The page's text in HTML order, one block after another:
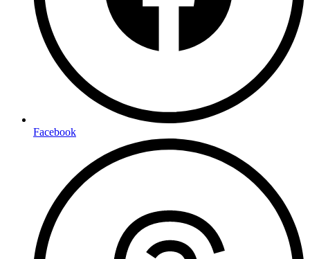
Facebook